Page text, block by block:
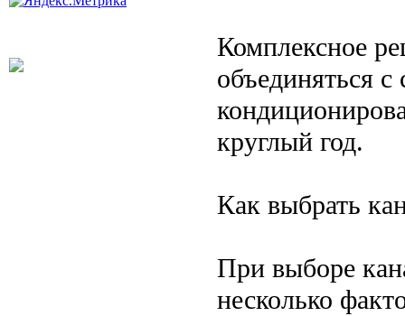
Комплексное
объединяться
круглый год.
Как выбрать
При выборе
несколько